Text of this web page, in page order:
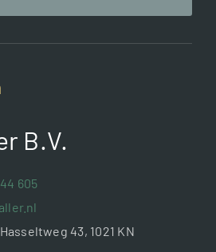
B.V.
605
43, 1021 KN